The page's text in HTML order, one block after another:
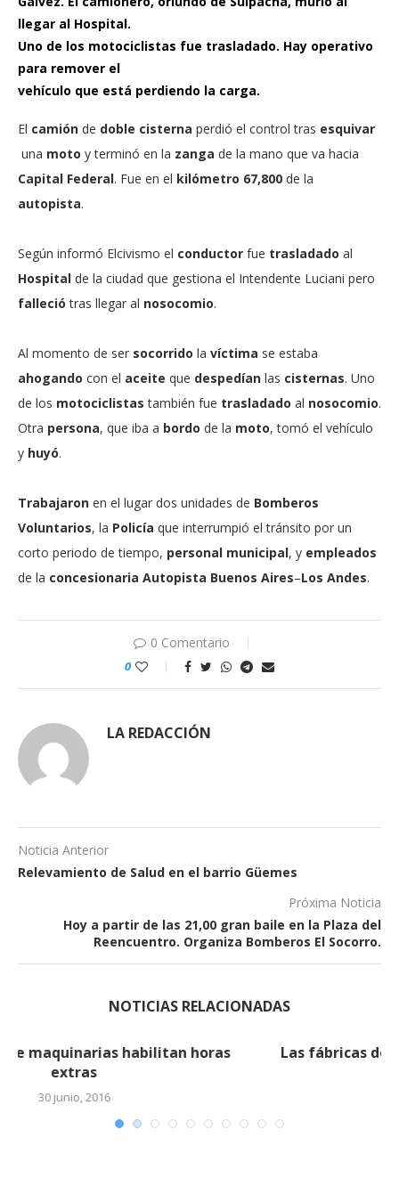
llegar al Hospital.
Uno de los motociclistas fue trasladado. Hay operativo
para remover el
vehículo que está perdiendo la carga.
El camión de doble cisterna perdió el control tras esquivar
una moto y terminó en la zanga de la mano que va hacia
Capital Federal. Fue en el kilómetro 67,800 de la
autopista.
Según informó Elcivismo el conductor fue trasladado al
Hospital de la ciudad que gestiona el Intendente Luciani pero
falleciótras llegar al nosocomio.
Al momento de ser socorrido la víctima se estaba
ahogando con el aceite que despedían las cisternas. Uno
de los motociclistas también fue trasladado al nosocomio.
Otra persona, que iba a bordo de la moto, tomó el vehículo
y huyó.
Trabajaron en el lugar dos unidades de Bomberos
Voluntarios, la Policía que interrumpió el tránsito por un
corto periodo de tiempo, personal municipal, y empleados
de la concesionaria Autopista Buenos Aires–Los Andes.
0 Comentario
0
LA REDACCIÓN
Noticia Anterior
Relevamiento de Salud en el barrio Güemes
Próxima Noticia
Hoy a partir de las 21,00 gran baile en la Plaza del
Reencuentro. Organiza Bomberos El Socorro.
NOTICIAS RELACIONADAS
Las fábricas de maquinarias habilitan horas